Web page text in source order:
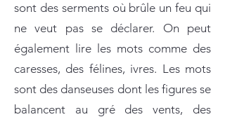
sont des serments où brûle un feu qui
ne veut pas se déclarer. On peut
également lire les mots comme des
caresses, des félines, ivres. Les mots
sont des danseuses dont les figures se
balancent au gré des vents, des